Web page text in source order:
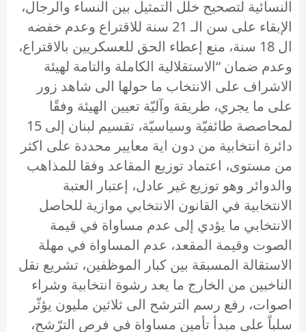
النسائية لتصحيح خلل التمثيل بين النساء والرجال،
الإبقاء على سن الـ 21 سنة للاقتراع وعدم خفضه
ال 18 سنة، منع إعطاء الحق للعسكريين بالاقتراع،
وعدم ضمان “الاستقلالية الكاملة والتامة لهيئة
الاشراف على الانتخاب ما حولها الى شاهد زور
على ما يجري، طريقة وآليّة تعيين الهيئة وفقًا
لمحاصصة طائفيّة وسياسيّة، تقسيم لبنان إلى 15
دائرة انتخابية من دون اية معايير محددة على اكثر
من مستوى، اعتماد توزيع المقاعد وفقا للمذاهب
والدوائر وهو توزيع غير عادل، إعتبار العتبة
الانتخابية في القانون الانتخابي موازية للحاصل
الانتخابي ما يؤدي إلى عدم مساواة في قيمة
الصوت وقيمة المقعد، عدم المساواة في مهلة
الاستقالة المسبقة بين كبار الموظفين، تشريع نقل
الناخبين من الخارج ما يعد رشوة انتخابية وشراء
اصوات، رفع رسم الترشح الى ثلاثين مليون يؤثّر
سلباً على مبدأ تأمين مساواة في فرص الترّشح،